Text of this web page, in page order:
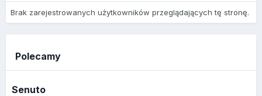
Brak zarejestrowanych użytkowników przeglądających tę stronę.
Polecamy
Senuto